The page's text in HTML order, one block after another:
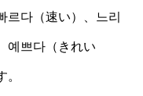
르다（速い）、느리
예쁘다（きれい